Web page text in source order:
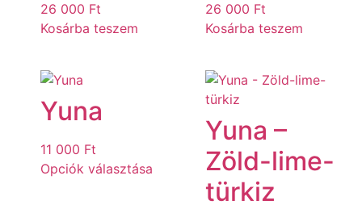
26 000 Ft
Kosárba teszem
26 000 Ft
Kosárba teszem
Yuna
11 000 Ft
Opciók választása
Yuna –
Zöld-lime-
türkiz